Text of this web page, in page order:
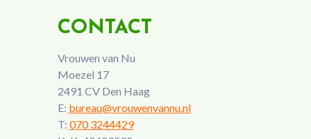
CONTACT
Vrouwen van Nu
Moezel 17
2491 CV Den Haag
E: bureau@vrouwenvannu.nl
T: 070 3244429